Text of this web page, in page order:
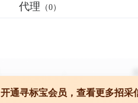
代理 （0）
开通寻标宝会员，查看更多招采